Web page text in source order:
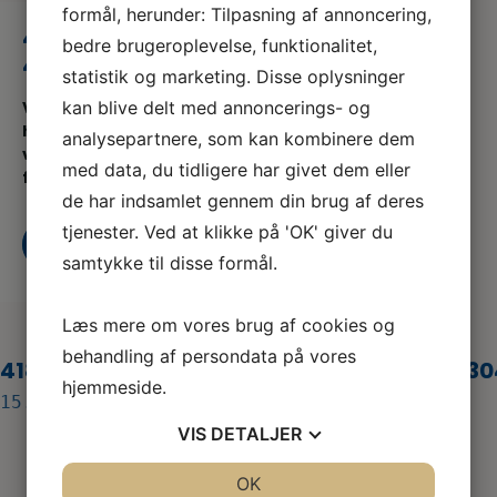
418343937_7065857640189750_1
426219304883820824_n
Vi er en del af serviceforbundet og er til for at
hjælpe dig når du er i tvivl, skal skal godt
videre eller søger nyt, både som din
fagforening og A-kasse
Kontakt os Bliv medlem i dag
15. mar 2024
formål, herunder: Tilpasning af annoncering,
bedre brugeroplevelse, funktionalitet,
statistik og marketing. Disse oplysninger
kan blive delt med annoncerings- og
analysepartnere, som kan kombinere dem
med data, du tidligere har givet dem eller
de har indsamlet gennem din brug af deres
tjenester. Ved at klikke på 'OK' giver du
samtykke til disse formål.
Læs mere om vores brug af cookies og
behandling af persondata på vores
hjemmeside.
VIS DETALJER
OK